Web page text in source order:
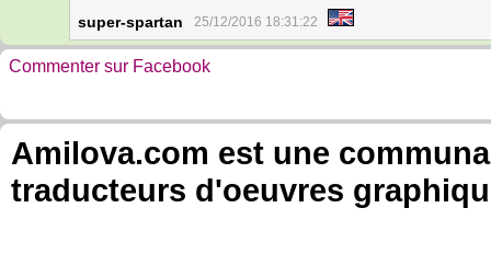
super-spartan 25/12/2016 18:31:22
Commenter sur Facebook
Amilova.com est une
traducteurs d'oeuvres